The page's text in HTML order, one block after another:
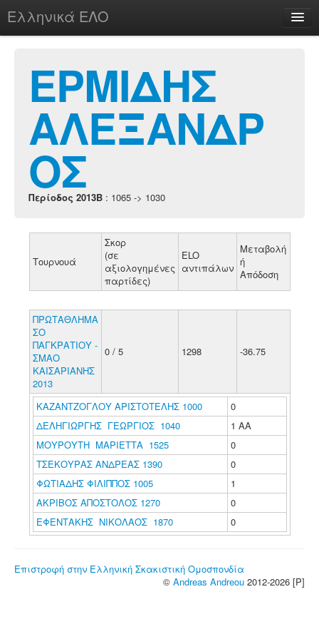
Ελληνικά ΕΛΟ
chesstu.be @ discord
Login
ΕΡΜΙΔΗΣ
ΑΛΕΞΑΝΔΡ
ΟΣ
Περίοδος 2013B : 1065 -> 1030
Τουρνουά
Σκορ
(σε
αξιολογημένες
παρτίδες)
ELO
αντιπάλων
Μεταβολή
ή
Απόδοση
ΠΡΩΤΑΘΛΗΜΑ
ΣΟ
ΠΑΓΚΡΑΤΙΟΥ -
ΣΜΑΟ
ΚΑΙΣΑΡΙΑΝΗΣ
2013
0 / 5 1298 -36.75
ΚΑΖΑΝΤΖΟΓΛΟΥ ΑΡΙΣΤΟΤΕΛΗΣ 1000
0
ΔΕΛΗΓΙΩΡΓΗΣ ΓΕΩΡΓΙΟΣ 1040
1 ΑΑ
ΜΟΥΡΟΥΤΗ ΜΑΡΙΕΤΤΑ 1525
0
ΤΣΕΚΟΥΡΑΣ ΑΝΔΡΕΑΣ 1390
0
ΦΩΤΙΑΔΗΣ ΦΙΛΙΠΠΟΣ 1005
1
ΑΚΡΙΒΟΣ ΑΠΟΣΤΟΛΟΣ 1270
0
ΕΦΕΝΤΑΚΗΣ ΝΙΚΟΛΑΟΣ 1870
0
Επιστροφή στην Ελληνική Σκακιστική Ομοσπονδία
© Andreas Andreou 2012-2026 [P]